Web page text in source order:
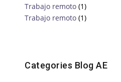
Trabajo remoto (1)
Trabajo remoto (1)
Categories Blog AE